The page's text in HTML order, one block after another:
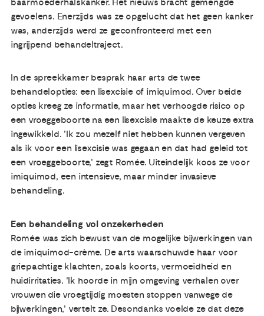
gevoelens. Enerzijds was ze opgelucht dat het geen kanker
was, anderzijds werd ze geconfronteerd met een
ingrijpend behandeltraject.
In de spreekkamer besprak haar arts de twee
behandelopties: een lisexcisie of imiquimod. Over beide
opties kreeg ze informatie, maar het verhoogde risico op
een vroeggeboorte na een lisexcisie maakte de keuze extra
ingewikkeld. 'Ik zou mezelf niet hebben kunnen vergeven
als ik voor een lisexcisie was gegaan en dat had geleid tot
een vroeggeboorte,' zegt Romée. Uiteindelijk koos ze voor
imiquimod, een intensieve, maar minder invasieve
behandeling.
Een behandeling vol onzekerheden
Romée was zich bewust van de mogelijke bijwerkingen van
de imiquimod-crème. De arts waarschuwde haar voor
griepachtige klachten, zoals koorts, vermoeidheid en
huidirritaties. 'Ik hoorde in mijn omgeving verhalen over
vrouwen die vroegtijdig moesten stoppen vanwege de
bijwerkingen,' vertelt ze. Desondanks voelde ze dat deze